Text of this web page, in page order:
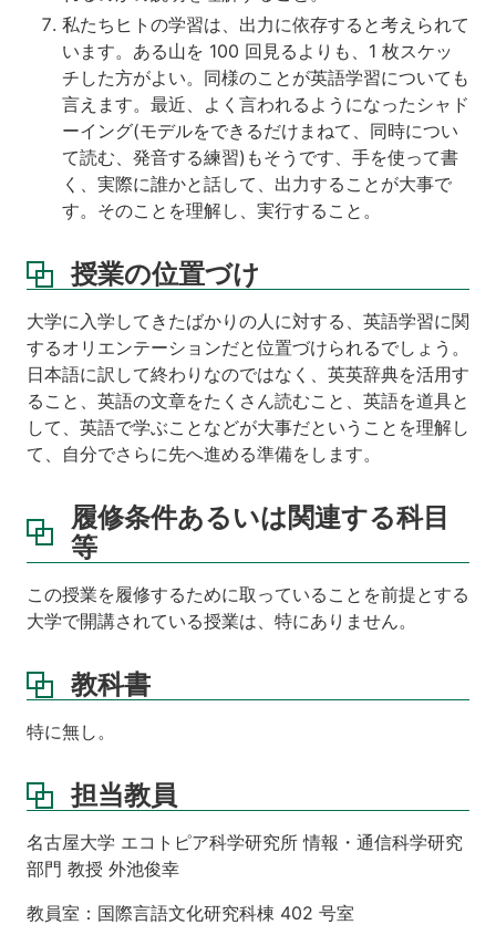
私たちヒトの学習は、出力に依存すると考えられて
います。ある山を 100 回見るよりも、1 枚スケッ
チした方がよい。同様のことが英語学習についても
言えます。最近、よく言われるようになったシャド
ーイング(モデルをできるだけまねて、同時につい
て読む、発音する練習)もそうです、手を使って書
く、実際に誰かと話して、出力することが大事で
す。そのことを理解し、実行すること。
授業の位置づけ
大学に入学してきたばかりの人に対する、英語学習に関
するオリエンテーションだと位置づけられるでしょう。
日本語に訳して終わりなのではなく、英英辞典を活用す
ること、英語の文章をたくさん読むこと、英語を道具と
して、英語で学ぶことなどが大事だということを理解し
て、自分でさらに先へ進める準備をします。
履修条件あるいは関連する科目
等
この授業を履修するために取っていることを前提とする
大学で開講されている授業は、特にありません。
教科書
特に無し。
担当教員
名古屋大学 エコトピア科学研究所 情報・通信科学研究
部門 教授 外池俊幸
教員室：国際言語文化研究科棟 402 号室